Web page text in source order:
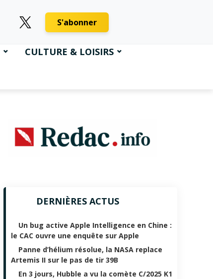
S'abonner
CULTURE & LOISIRS
DERNIÈRES ACTUS
Un bug active Apple Intelligence en Chine :
le CAC ouvre une enquête sur Apple
Panne d’hélium résolue, la NASA replace
Artemis II sur le pas de tir 39B
En 3 jours, Hubble a vu la comète C/2025 K1